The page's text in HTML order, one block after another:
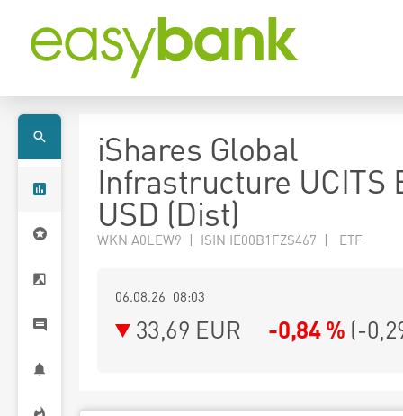
iShares Global
Infrastructure UCITS
USD (Dist)
WKN A0LEW9 | ISIN IE00B1FZS467 | ETF
06.08.26 08:03
33,69 EUR -0,84 % (-